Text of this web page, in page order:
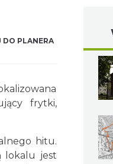
DO PLANERA
frytki,
hitu.
lokalu jest